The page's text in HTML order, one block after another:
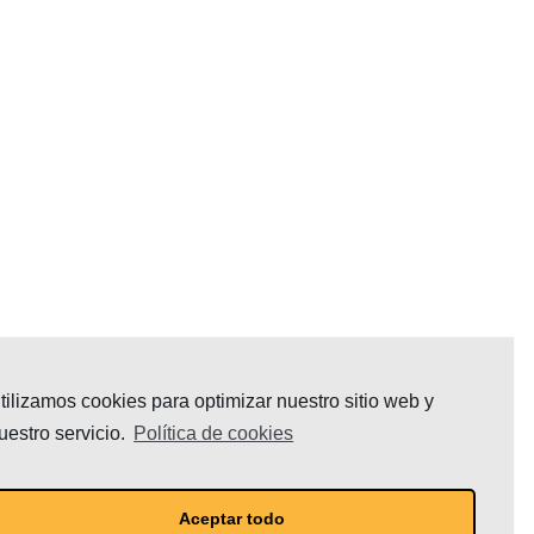
cookies para optimizar nuestro sitio web y
servicio. Política de cookies
Aceptar todo